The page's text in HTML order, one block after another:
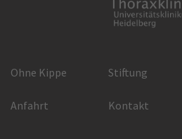
Ohne Kippe Stiftung
Anfahrt Kontakt